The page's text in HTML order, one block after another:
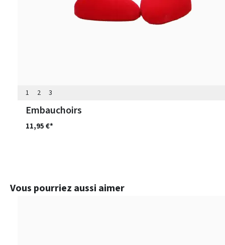
1 2 3
Embauchoirs
11,95 €*
Ignorer la galerie de produits
Vous pourriez aussi aimer